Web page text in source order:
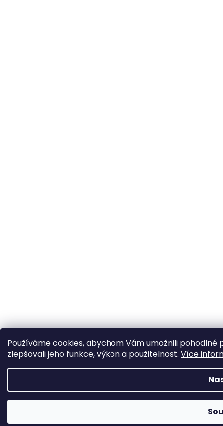
Používáme cookies, abychom Vám umožnili
zlepšovali jeho funkce, výkon a použitelnost. Více